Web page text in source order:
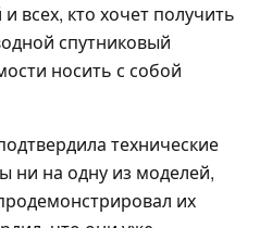
всех, кто хочет получить
спутниковый
носить с собой
технические
ни на одну из моделей,
их